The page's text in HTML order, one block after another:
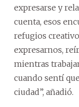
expresarse y
cuenta, esos
refugios
expresarnos,
mientras
cuando sentí
ciudad”, añadió.